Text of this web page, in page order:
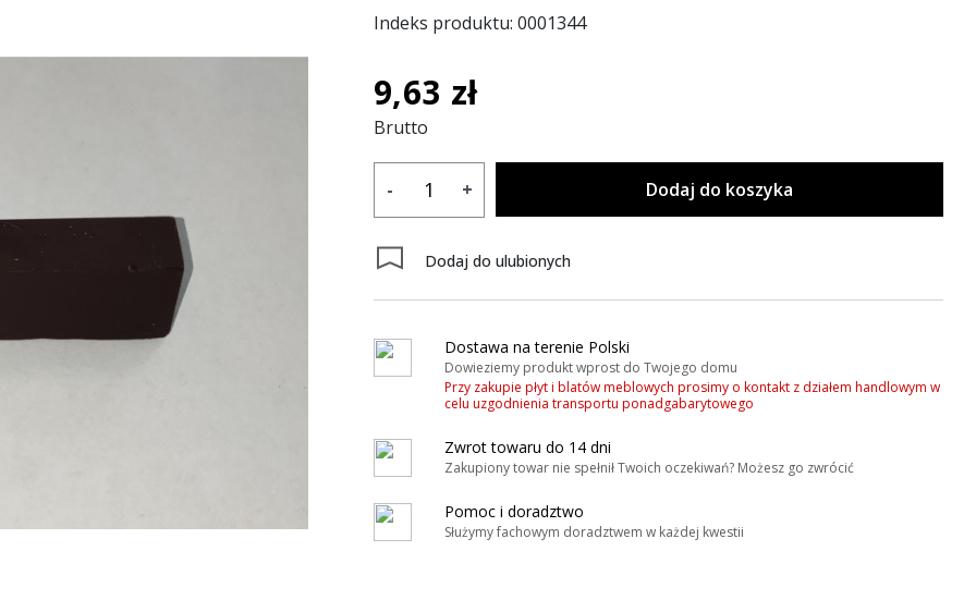
Indeks produktu: 0001344
9,63 zł
Brutto
- + Dodaj do koszyka
Dodaj do ulubionych
Dostawa na terenie Polski
Dowieziemy produkt wprost do Twojego domu
Przy zakupie płyt i blatów meblowych prosimy o kontakt z działem handlowym w
celu uzgodnienia transportu ponadgabarytowego
Zwrot towaru do 14 dni
Zakupiony towar nie spełnił Twoich oczekiwań? Możesz go zwrócić
Pomoc i doradztwo
Służymy fachowym doradztwem w każdej kwestii